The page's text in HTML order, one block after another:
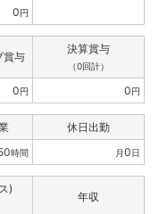
0円
賞与
決算賞与
（0回計）
0円 0円
休日出勤
時間 月0日
)
年収